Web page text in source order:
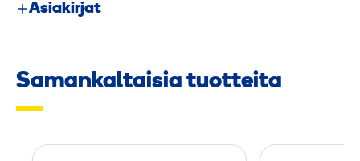
Asiakirjat
Samankaltaisia tuotteita